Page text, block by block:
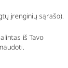
įrenginių sąrašo).
iš Tavo